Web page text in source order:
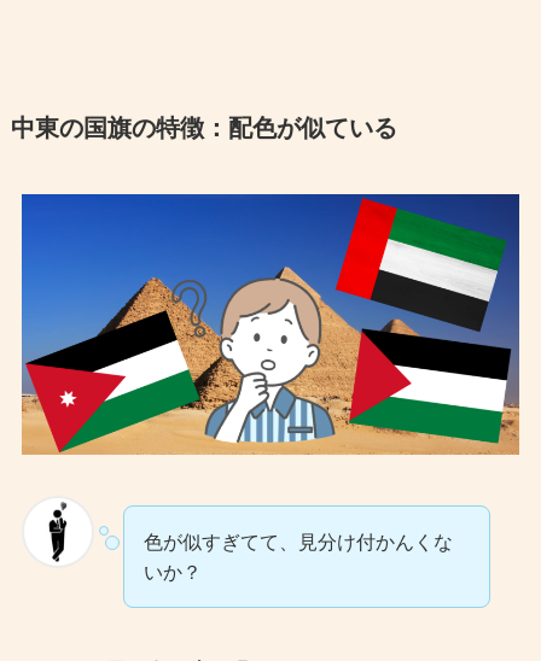
中東の国旗の特徴：配色が似ている
色が似すぎてて、見分け付かんくな
いか？